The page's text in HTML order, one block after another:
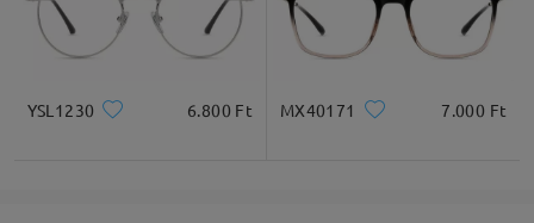
* Csak tájékoztató jellegű
Termékleírás
YSL1230 6.800 Ft MX40171 7.000 Ft